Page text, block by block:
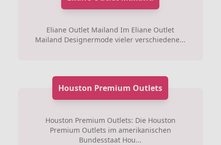
Eliane Outlet Mailand Im Eliane Outlet
Mailand Designermode vieler verschiedene...
Houston Premium Outlets
Houston Premium Outlets: Die Houston
Premium Outlets im amerikanischen
Bundesstaat Hou...